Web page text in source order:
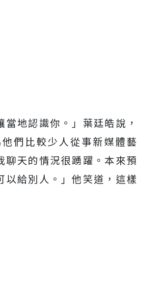
地認識你。」葉廷皓說，
們比較少人從事新媒體藝
天的情況很踴躍。本來預
給別人。」他笑道，這樣